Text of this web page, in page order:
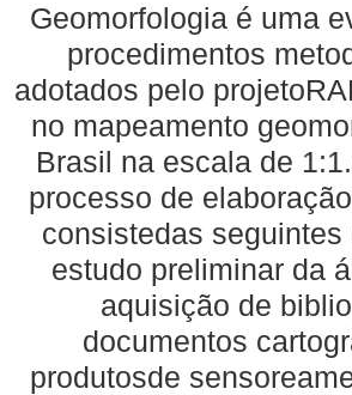
Geomorfologia é uma
procedimentos
adotados pelo
no mapeamento
Brasil na escala de
processo de
consistedas seguintes
estudo preliminar da
aquisição de
documentos
produtosde